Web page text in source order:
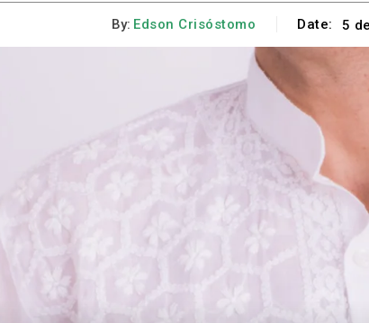
By: Edson Crisóstomo Date: 5